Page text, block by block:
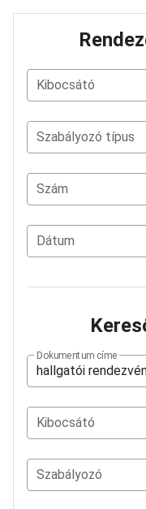
Kibocsátó
Szabályozó típus
Szám
Dátum
Dokumentum címe
Kibocsátó
Szabályozó
Kancellári
yek szabályairól
Szám: 5/2017.
Dátum: 2017-02-02
Kancellári utasítás